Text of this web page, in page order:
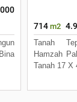
714 m2
Tanah
Hamzah
Tanah 17 X